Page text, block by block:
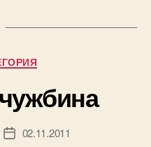
Post02.11.2011